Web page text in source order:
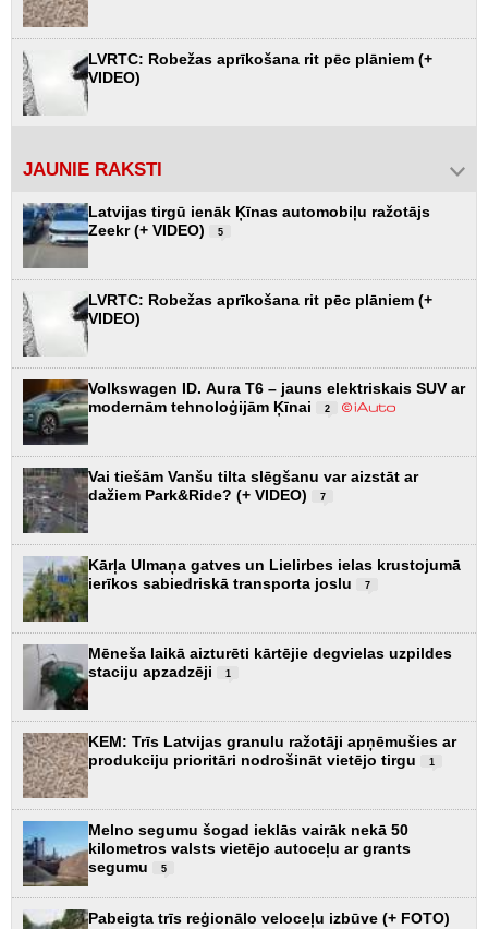
LVRTC: Robežas aprīkošana rit pēc plāniem (+
VIDEO)
JAUNIE RAKSTI
Latvijas tirgū ienāk Ķīnas automobiļu ražotājs
Zeekr (+ VIDEO)
5
LVRTC: Robežas aprīkošana rit pēc plāniem (+
VIDEO)
Volkswagen ID. Aura T6 – jauns elektriskais SUV ar
modernām tehnoloģijām Ķīnai
2
Vai tiešām Vanšu tilta slēgšanu var aizstāt ar
dažiem Park&Ride? (+ VIDEO)
7
Kārļa Ulmaņa gatves un Lielirbes ielas krustojumā
ierīkos sabiedriskā transporta joslu
7
Mēneša laikā aizturēti kārtējie degvielas uzpildes
staciju apzadzēji
1
KEM: Trīs Latvijas granulu ražotāji apņēmušies ar
produkciju prioritāri nodrošināt vietējo tirgu
1
Melno segumu šogad ieklās vairāk nekā 50
kilometros valsts vietējo autoceļu ar grants
segumu
5
Pabeigta trīs reģionālo veloceļu izbūve (+ FOTO)